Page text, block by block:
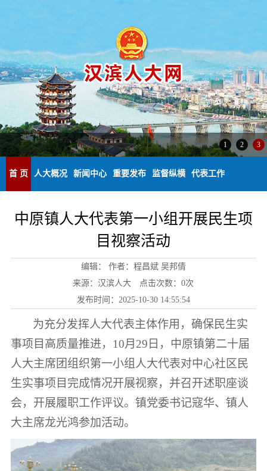
1 2 3
首 页 人大概况 新闻中心 重要发布 监督纵横 代表工作
中原镇人大代表第一小组开展民生项
目视察活动
编辑：
作者：程昌斌 吴邦倩
来源：汉滨人大
点击次数：0次
发布时间：2025-10-30 14:55:54
为充分发挥人大代表主体作用，确保民生实
事项目高质量推进， 10月29日，中原镇第二十届
人大主席团组织第一小组人大代表对中心社区民
生实事项目完成情况开展视察，并召开述职座谈
会，开展履职工作评议。镇党委书记寇华、镇人
大主席龙光鸿参加活动。